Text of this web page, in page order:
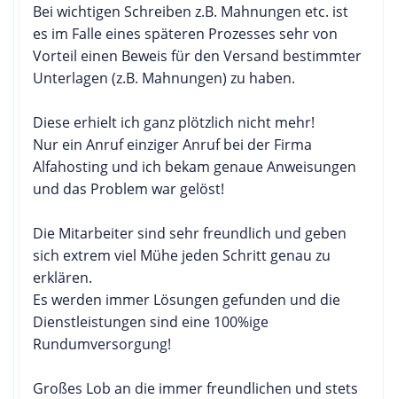
Bei wichtigen Schreiben z.B. Mahnungen etc. ist
es im Falle eines späteren Prozesses sehr von
Vorteil einen Beweis für den Versand bestimmter
Unterlagen (z.B. Mahnungen) zu haben.
Diese erhielt ich ganz plötzlich nicht mehr!
Nur ein Anruf einziger Anruf bei der Firma
Alfahosting und ich bekam genaue Anweisungen
und das Problem war gelöst!
Die Mitarbeiter sind sehr freundlich und geben
sich extrem viel Mühe jeden Schritt genau zu
erklären.
Es werden immer Lösungen gefunden und die
Dienstleistungen sind eine 100%ige
Rundumversorgung!
Großes Lob an die immer freundlichen und stets